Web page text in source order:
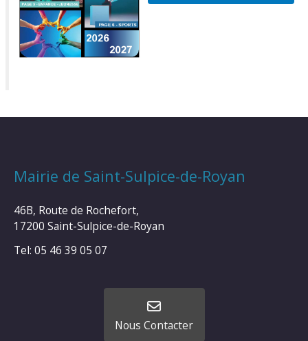
Mairie de Saint-Sulpice-de-Royan
46B, Route de Rochefort,
17200 Saint-Sulpice-de-Royan
Tel: 05 46 39 05 07
Nous Contacter